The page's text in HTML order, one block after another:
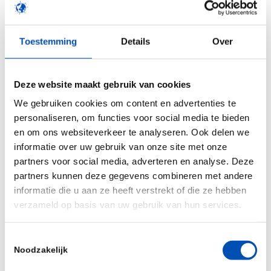
Toestemming Details Over
Deze website maakt gebruik van cookies
We gebruiken cookies om content en advertenties te
personaliseren, om functies voor social media te bieden
en om ons websiteverkeer te analyseren. Ook delen we
informatie over uw gebruik van onze site met onze
partners voor social media, adverteren en analyse. Deze
partners kunnen deze gegevens combineren met andere
informatie die u aan ze heeft verstrekt of die ze hebben
verzameld op basis van uw gebruik van hun services.
Noodzakelijk
of omdat het om beursgevoelige informatie gaat,
maar ook omdat het uitspreken van zorgen – in
Nederland althans – nogal snel en makkelijk
bestempeld wordt als ‘chantage’. Hollandbio
neemt de rol van kanarie in de kolenmijn daarom
wolken pakken zich samen: de eerste signalen
datbedrijven geen vergoedingsdossier meer
indienen in Nederland, ofde ontwikkelingen in het
Witte Huis afwachten, zijn er al. Toch lijken we
daar in Nederland vooralsnog weinig mee te doen.
Sterker nog. We leggen de lat keer op keer hoger.
Zo stuurt onze overheid via het kader
geneesmiddelen
nog altijd op lagere